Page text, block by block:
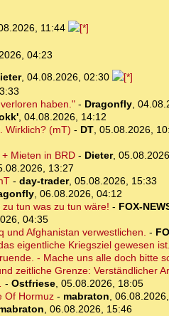
11:44
04:23
, 04.08.2026, 02:30
haben."- Dragonfly,
, 04.08.2026, 14:12
Wirklich? (mT) - DT, 05.08.2026,
Mieten in BRD- Dieter,
13:27
- day-trader, 05.08.2026, 15:33
, 06.08.2026, 04:12
tun was zu tun wäre! - FOX-
04:35
und Afghanistan verwestlichen. -
eigentliche Kriegsziel gewesen ist.
- Mache uns alle doch bitte
zeitliche Grenze: Verständlicher
- Ostfriese, 05.08.2026, 18:05
Of Hormuz- mabraton,
, 06.08.2026, 15:46